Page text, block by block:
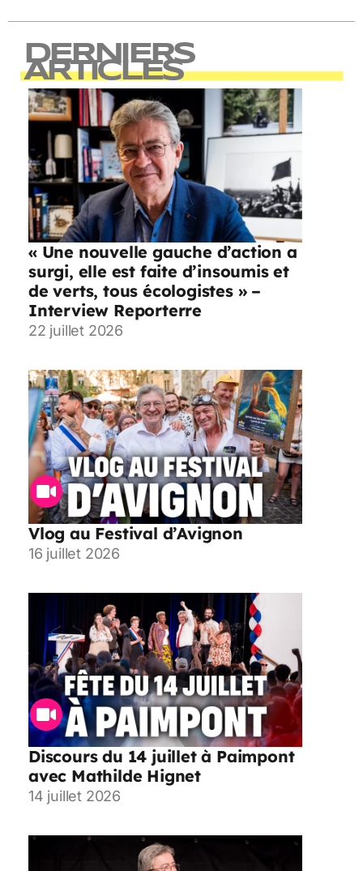
DERNIERS
ARTICLES
« Une nouvelle gauche d’action a
surgi, elle est faite d’insoumis et
de verts, tous écologistes » –
Interview Reporterre
22 juillet 2026
Vlog au Festival d’Avignon
16 juillet 2026
Discours du 14 juillet à Paimpont
avec Mathilde Hignet
14 juillet 2026